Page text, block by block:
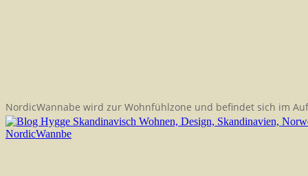
NordicWannabe wird zur Wohnfühlzone und befindet sich im